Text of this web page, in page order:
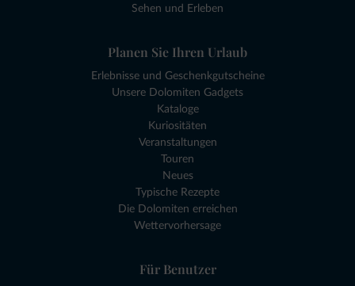
Sehen und Erleben
Planen Sie Ihren Urlaub
Erlebnisse und Geschenkgutscheine
Unsere Dolomiten Gadgets
Kataloge
Kuriositäten
Veranstaltungen
Touren
Neues
Typische Rezepte
Die Dolomiten erreichen
Wettervorhersage
Für Benutzer